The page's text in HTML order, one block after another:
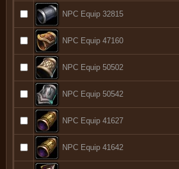
NPC Equip 32815
NPC Equip 47160
NPC Equip 50502
NPC Equip 50542
NPC Equip 41627
NPC Equip 41642